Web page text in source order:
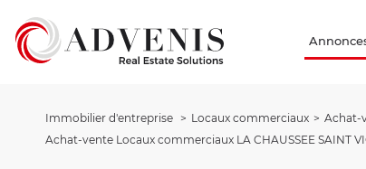
Immobilier d'entreprise Locaux commerciaux Achat-
Achat-vente Locaux commerciaux LA CHAUSSEE SAINT